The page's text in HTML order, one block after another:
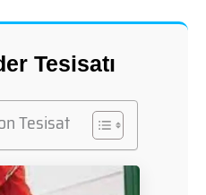
Tesisatı
Tesisat